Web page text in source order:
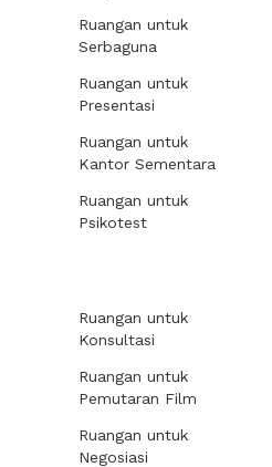
Ruangan untuk
Serbaguna
Ruangan untuk
Presentasi
Ruangan untuk
Kantor Sementara
Ruangan untuk
Psikotest
Ruangan untuk
Konsultasi
Ruangan untuk
Pemutaran Film
Ruangan untuk
Negosiasi